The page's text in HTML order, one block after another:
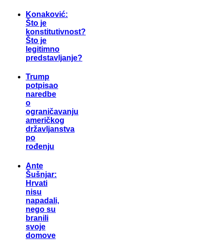
Konaković:
Što je
konstitutivnost?
Što je
legitimno
predstavljanje?
Trump
potpisao
naredbe
o
ograničavanju
američkog
državljanstva
po
rođenju
Ante
Šušnjar:
Hrvati
nisu
napadali,
nego su
branili
svoje
domove